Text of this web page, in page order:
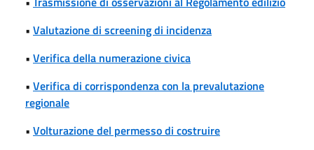
• Valutazione di screening di incidenza
• Verifica della numerazione civica
• Verifica di corrispondenza con la prevalutazione
regionale
• Volturazione del permesso di costruire